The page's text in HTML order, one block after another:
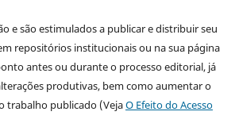
e são estimulados a publicar e distribuir seu
repositórios institucionais ou na sua página
antes ou durante o processo editorial, já
produtivas, bem como aumentar o
trabalho publicado (VejaO Efeito do Acesso